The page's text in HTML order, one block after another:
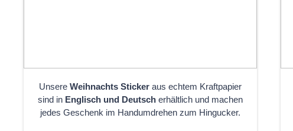
Unsere Weihnachts Stickeraus echtem Kraftpapier
sind in Englisch und Deutscherhältlich und machen
jedes Geschenk im Handumdrehen zum Hingucker.